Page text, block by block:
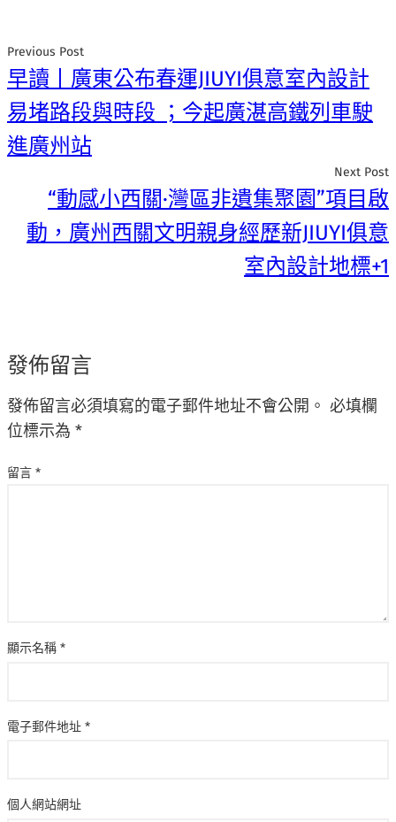
Previous Post
早讀丨廣東公布春運JIUYI俱意室內設計
易堵路段與時段 ；今起廣湛高鐵列車駛
進廣州站
Next Post
“動感小西關·灣區非遺集聚園”項目啟
動，廣州西關文明親身經歷新JIUYI俱意
室內設計地標+1
發佈留言
發佈留言必須填寫的電子郵件地址不會公開。 必填欄
位標示為 *
留言 *
顯示名稱 *
電子郵件地址 *
個人網站網址